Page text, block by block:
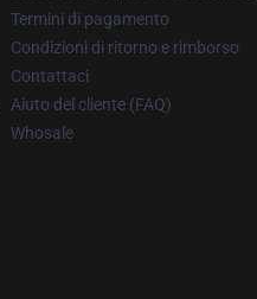
Termini di pagamento
Condizioni di ritorno e rimborso
Contattaci
Aiuto del cliente (FAQ)
Whosale